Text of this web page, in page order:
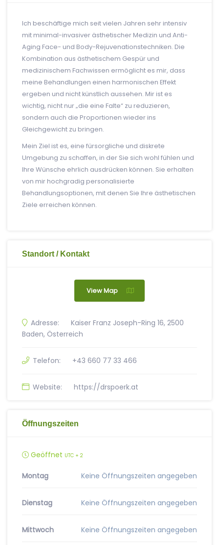
Ich beschäftige mich seit vielen Jahren sehr intensiv
mit minimal-invasiver ästhetischer Medizin und Anti-
Aging Face- und Body-Rejuvenationstechniken. Die
Kombination aus ästhetischem Gespür und
medizinischem Fachwissen ermöglicht es mir, dass
meine Behandlungen einen harmonischen Effekt
ergeben und nicht künstlich aussehen. Mir ist es
wichtig, nicht nur „die eine Falte“ zu reduzieren,
sondern auch die Proportionen wieder ins
Gleichgewicht zu bringen.
Mein Ziel ist es, eine fürsorgliche und diskrete
Umgebung zu schaffen, in der Sie sich wohl fühlen und
Ihre Wünsche ehrlich ausdrücken können. Sie erhalten
von mir hochgradig personalisierte
Behandlungsoptionen, mit denen Sie Ihre ästhetischen
Ziele erreichen können.
Standort / Kontakt
View Map
Adresse:
Kaiser Franz Joseph-Ring 16, 2500
Baden, Österreich
Telefon: +43 660 77 33 466
Website: https://drspoerk.at
Öffnungszeiten
Geöffnet UTC + 2
Montag Keine Öffnungszeiten angegeben
Dienstag Keine Öffnungszeiten angegeben
Mittwoch Keine Öffnungszeiten angegeben